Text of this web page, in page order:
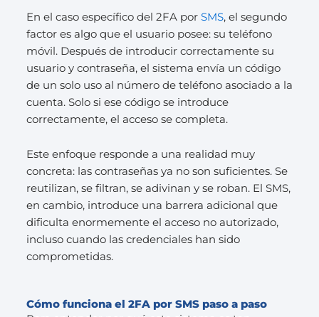
En el caso específico del 2FA por SMS, el segundo
factor es algo que el usuario posee: su teléfono
móvil. Después de introducir correctamente su
usuario y contraseña, el sistema envía un código
de un solo uso al número de teléfono asociado a la
cuenta. Solo si ese código se introduce
correctamente, el acceso se completa.
Este enfoque responde a una realidad muy
concreta: las contraseñas ya no son suficientes. Se
reutilizan, se filtran, se adivinan y se roban. El SMS,
en cambio, introduce una barrera adicional que
dificulta enormemente el acceso no autorizado,
incluso cuando las credenciales han sido
comprometidas.
Cómo funciona el 2FA por SMS paso a paso